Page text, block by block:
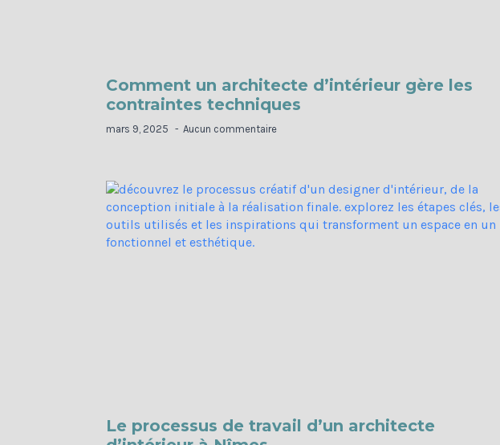
Comment un architecte d’intérieur gère les
contraintes techniques
mars 9, 2025 Aucun commentaire
Le processus de travail d’un architecte